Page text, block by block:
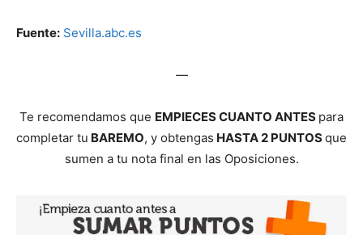
Fuente: Sevilla.abc.es
—
Te recomendamos que EMPIECES CUANTO ANTES para
completar tu BAREMO, y obtengas HASTA 2 PUNTOSque
sumen a tu nota final en las Oposiciones.